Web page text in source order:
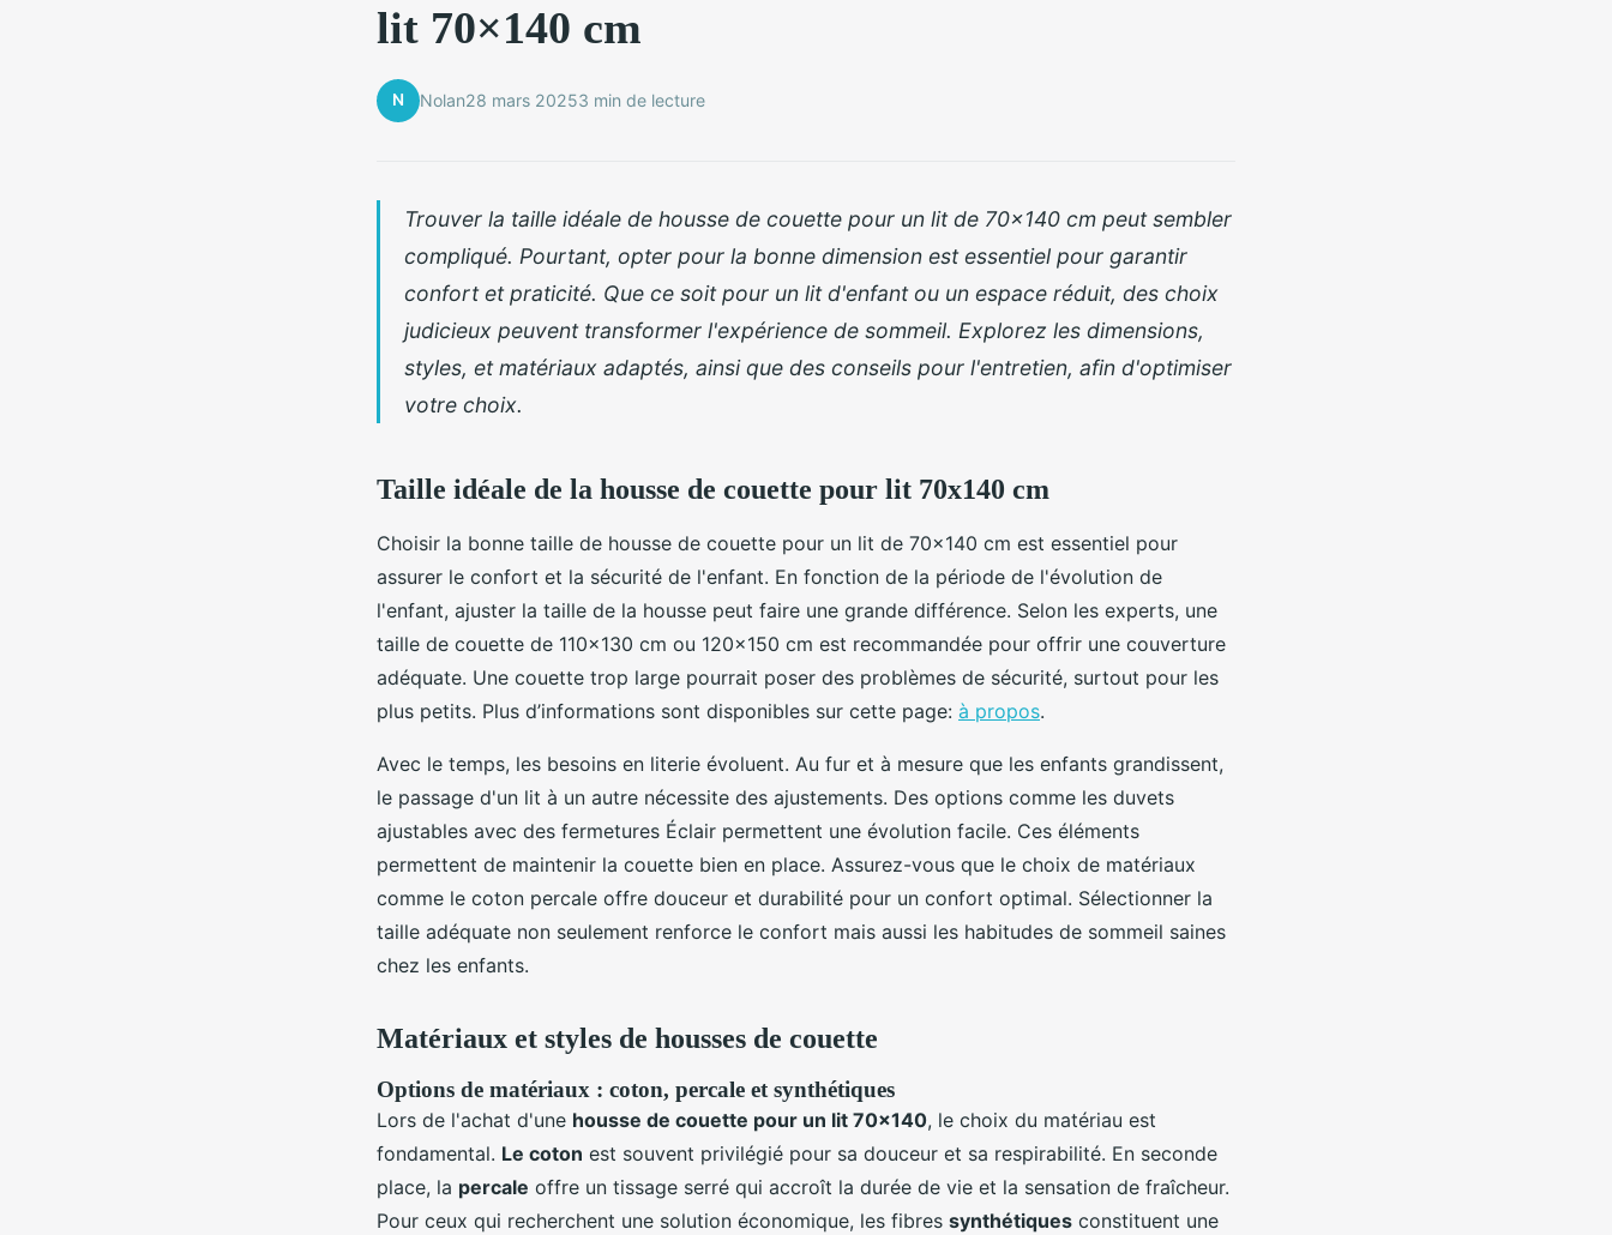
lit 70×140 cm
N Nolan28 mars 20253 min de lecture
Trouver la taille idéale de housse de couette pour un lit de 70x140 cm peut sembler
compliqué. Pourtant, opter pour la bonne dimension est essentiel pour garantir
confort et praticité. Que ce soit pour un lit d'enfant ou un espace réduit, des choix
judicieux peuvent transformer l'expérience de sommeil. Explorez les dimensions,
styles, et matériaux adaptés, ainsi que des conseils pour l'entretien, afin d'optimiser
votre choix.
Taille idéale de la housse de couette pour lit 70x140 cm
Choisir la bonne taille de housse de couette pour un lit de 70x140 cm est essentiel pour
assurer le confort et la sécurité de l'enfant. En fonction de la période de l'évolution de
l'enfant, ajuster la taille de la housse peut faire une grande différence. Selon les experts, une
taille de couette de 110x130 cm ou 120x150 cm est recommandée pour offrir une couverture
adéquate. Une couette trop large pourrait poser des problèmes de sécurité, surtout pour les
plus petits. Plus d’informations sont disponibles sur cette page: à propos.
Avec le temps, les besoins en literie évoluent. Au fur et à mesure que les enfants grandissent,
le passage d'un lit à un autre nécessite des ajustements. Des options comme les duvets
ajustables avec des fermetures Éclair permettent une évolution facile. Ces éléments
permettent de maintenir la couette bien en place. Assurez-vous que le choix de matériaux
comme le coton percale offre douceur et durabilité pour un confort optimal. Sélectionner la
taille adéquate non seulement renforce le confort mais aussi les habitudes de sommeil saines
chez les enfants.
Matériaux et styles de housses de couette
Options de matériaux : coton, percale et synthétiques
Lors de l'achat d'une housse de couette pour un lit 70x140, le choix du matériau est
fondamental. Le coton est souvent privilégié pour sa douceur et sa respirabilité. En seconde
place, la percale offre un tissage serré qui accroît la durée de vie et la sensation de fraîcheur.
Pour ceux qui recherchent une solution économique, les fibres synthétiques constituent une